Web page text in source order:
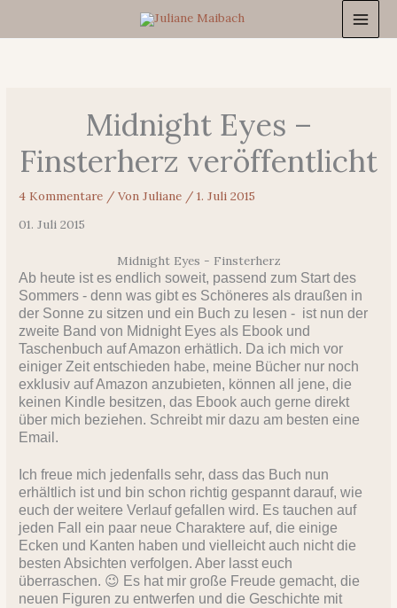
springen
Midnight Eyes –
Finsterherz veröffentlicht
4 Kommentare / VonJuliane /1. Juli 2015
01. Juli 2015
Midnight Eyes - Finsterherz
Ab heute ist es endlich soweit, passend zum Start des
Sommers - denn was gibt es Schöneres als draußen in
der Sonne zu sitzen und ein Buch zu lesen - ist nun der
zweite Band von Midnight Eyes als Ebook und
Taschenbuch auf Amazon erhätlich. Da ich mich vor
einiger Zeit entschieden habe, meine Bücher nur noch
exklusiv auf Amazon anzubieten, können all jene, die
keinen Kindle besitzen, das Ebook auch gerne direkt
über mich beziehen. Schreibt mir dazu am besten eine
Email.
Ich freue mich jedenfalls sehr, dass das Buch nun
erhältlich ist und bin schon richtig gespannt darauf, wie
euch der weitere Verlauf gefallen wird. Es tauchen auf
jeden Fall ein paar neue Charaktere auf, die einige
Ecken und Kanten haben und vielleicht auch nicht die
besten Absichten verfolgen. Aber lasst euch
überraschen. 😉 Es hat mir große Freude gemacht, die
neuen Figuren zu entwerfen und die Geschichte mit